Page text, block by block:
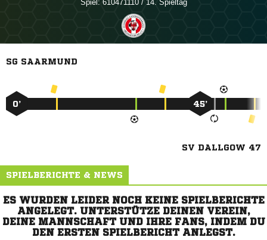
Spiel: 610471110 / 14. Spieltag
SG SAARMUND
0’ 45’
SV DALLGOW 47
SPIELBERICHTE & NEWS
ES WURDEN LEIDER NOCH KEINE SPIELBERICHTE
ANGELEGT. UNTERSTÜTZE DEINEN VEREIN,
DEINE MANNSCHAFT UND IHRE FANS, INDEM DU
DEN ERSTEN SPIELBERICHT ANLEGST.